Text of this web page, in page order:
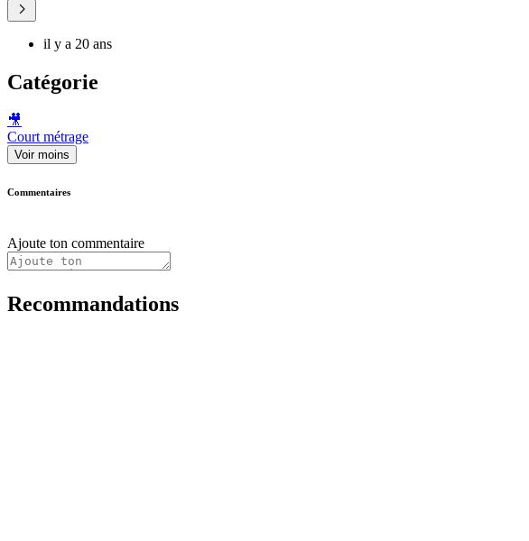
il y a 20 ans
Catégorie
🎥
Court métrage
Voir moins
Commentaires
Ajoute ton commentaire
Recommandations